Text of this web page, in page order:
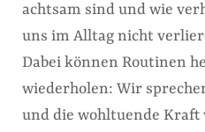
achtsam sind und wie
uns im Alltag nicht
Dabei können Routinen
wiederholen: Wir
und die wohltuende Kraft